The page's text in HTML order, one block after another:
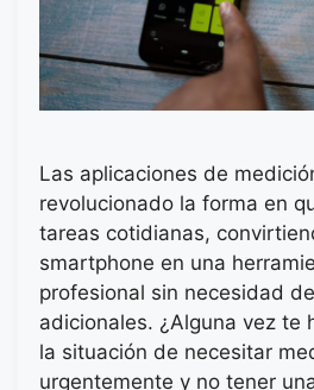
Las aplicaciones de
revolucionado la forma en
tareas cotidianas,
smartphone en una
profesional sin necesidad
adicionales. ¿Alguna vez te
la situación de necesitar
urgentemente y no tener